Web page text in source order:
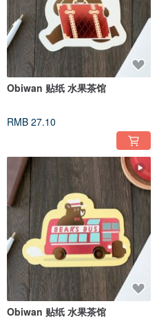
Obiwan 贴纸 水果茶馆
RMB 27.10
Obiwan 贴纸 水果茶馆